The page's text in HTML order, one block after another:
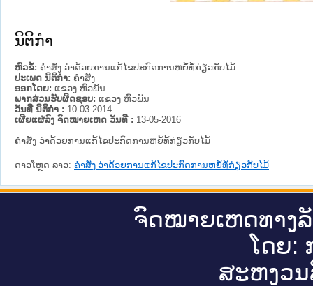
ນິຕິກໍາ
ຫົວຂໍ້: ຄຳສັ່ງ ວ່າດ້ວຍການແກ້ໄຂປະກົດການຫຍໍ້ທໍ້ກ່ຽວກັບໄມ້
ປະເພດ ນິຕິກໍາ: ຄໍາສັ່ງ
ອອກໂດຍ: ແຂວງ ຫົວພັນ
ພາກສ່ວນຮັບຜິດຊອບ: ແຂວງ ຫົວພັນ
ວັນທີ່ ນິຕິກໍາ : 10-03-2014
ເຜີຍແຜ່ລົງ ຈົດໝາຍເຫດ ວັນທີ່ : 13-05-2016
ຄຳສັ່ງ ວ່າດ້ວຍການແກ້ໄຂປະກົດການຫຍໍ້ທໍ້ກ່ຽວກັບໄມ້
ດາວໂຫຼດ ລາວ: ຄຳສັ່ງ ວ່າດ້ວຍການແກ້ໄຂປະກົດການຫຍໍ້ທໍ້ກ່ຽວກັບໄມ້
ຈົດ​ໝາຍ​ເຫດ​ທາງ​
ໂດຍ:
ສະ​ຫງວນ​